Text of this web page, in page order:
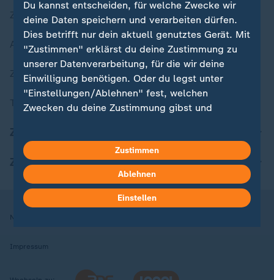
Zuletzt veröffentlicht
Aktuelle Sendungs-Videos
ZDFheute Stories
Themen im Überblick
ZDFheute Apps
Nutzungsbedingungen
Impressum
Du kannst entscheiden, für welche Zwecke wir
deine Daten speichern und verarbeiten dürfen.
Dies betrifft nur dein aktuell genutztes Gerät. Mit
"Zustimmen" erklärst du deine Zustimmung zu
unserer Datenverarbeitung, für die wir deine
Einwilligung benötigen. Oder du legst unter
"Einstellungen/Ablehnen" fest, welchen
Zwecken du deine Zustimmung gibst und
in deinen Einstellungen widerrufen oder ändern.
Hier findest du das Impressum.
Weitere Informationen findest du in unserer
Datenschutzerklärung.
Zustimmen
Ablehnen
Einstellen